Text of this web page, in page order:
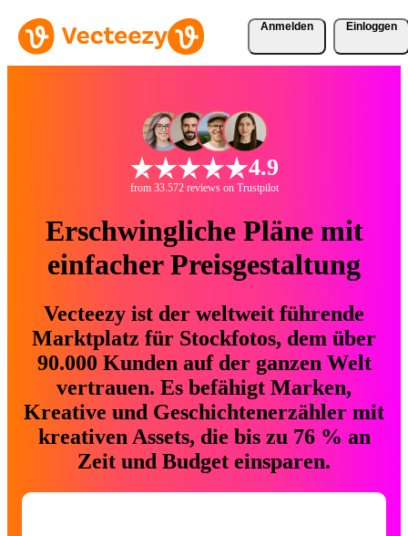
Anmelden Einloggen
4.9
from 33.572 reviews on Trustpilot
Erschwingliche Pläne mit
einfacher Preisgestaltung
Vecteezy ist der weltweit führende
Marktplatz für Stockfotos, dem über
90.000 Kunden auf der ganzen Welt
vertrauen. Es befähigt Marken,
Kreative und Geschichtenerzähler mit
kreativen Assets, die bis zu 76 % an
Zeit und Budget einsparen.